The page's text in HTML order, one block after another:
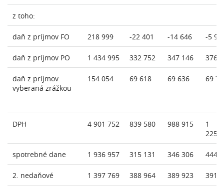
z toho:
daň z príjmov FO 218 999 -22 401 -14 646 -5
daň z príjmov PO 1 434 995 332 752 347 146 376
daň z príjmov
vyberaná zrážkou
154 054 69 618 69 636 69
DPH 4 901 752 839 580 988 915
1
225
spotrebné dane 1 936 957 315 131 346 306 444
2. nedaňové 1 397 769 388 964 389 923 391